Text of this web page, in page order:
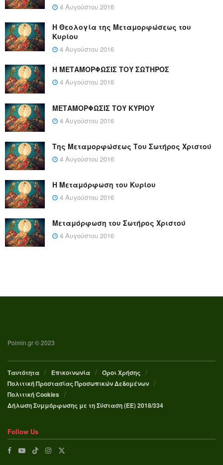
4 Αυγούστου 2016
Η Θεολογία της Μεταμορφώσεως του
Κυρίου
4 Αυγούστου 2016
Η ΜΕΤΑΜΟΡΦΩΣΙΣ ΤΟΥ ΣΩΤΗΡΟΣ
4 Αυγούστου 2016
ΜΕΤΑΜΟΡΦΩΣΙΣ ΤΟΥ ΚΥΡΙΟΥ
4 Αυγούστου 2016
Της Μεταμορφώσεως Του Σωτήρος Χριστού
4 Αυγούστου 2016
Η Μεταμόρφωση του Κυρίου
4 Αυγούστου 2016
Μεταμόρφωση του Σωτήρος Χριστού
4 Αυγούστου 2016
Poimin.gr © 2023
Ταυτότητα Επικοινωνία
Όροι Χρήσης
Πολιτική Προστασίας Προσωπικών Δεδομένων
Πολιτική Cookies
Δήλωση Συμμόρφωσης με τη Σύσταση (ΕΕ) 2018/334
Follow Us